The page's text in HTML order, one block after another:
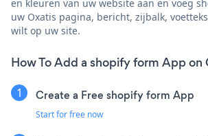
en kleuren van uw website aan en voeg
uw Oxatis pagina, bericht, zijbalk,
wilt op uw site.
How To Add a shopify form App on
Create a Free shopify form App
Start for free now